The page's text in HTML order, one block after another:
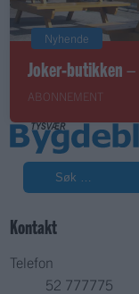
Nyhende
Joker-butikken
ABONNEMENT
Søk
Kontakt
Telefon
52 777775